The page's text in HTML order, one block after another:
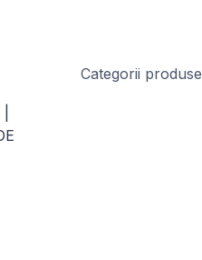
Categorii produse